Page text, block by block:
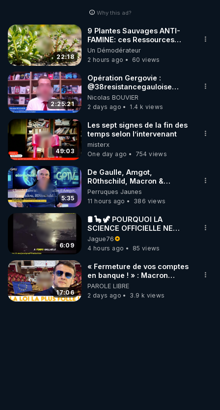
Why this ad?
22:18
9 Plantes Sauvages ANTI-
FAMINE: ces Ressources
JARDIN&des Haies
Un Démodérateur
2 hours ago
60 views
2:25:21
Opération Gergovie :
‪@38resistancegauloise‬
‪@MarionSigautOfficiel‬
‪@gladysriifard5710‬ Laëtitia
Nicolas BOUVIER
2 days ago
1.4 k views
49:03
Les sept signes de la fin des
temps selon l’intervenant
misterx
One day ago
754 views
5:35
De Gaulle, Amgot,
R0thschild, Macron &
Pompidou… Macron Claude
Janvier, GPTV, 18 X 2024
Perruques Jaunes
11 hours ago
386 views
6:09
🛢 🦕 🦖 POURQUOI LA
SCIENCE OFFICIELLE NE
CONNAÎT-ELLE PAS LA VRAIE
ORIGINE DU PÉTROLE ?
Jague76
4 hours ago
85 views
17:06
« Fermeture de vos comptes
en banque ! » : Macron
impose une loi folle !
PAROLE LIBRE
2 days ago
3.9 k views